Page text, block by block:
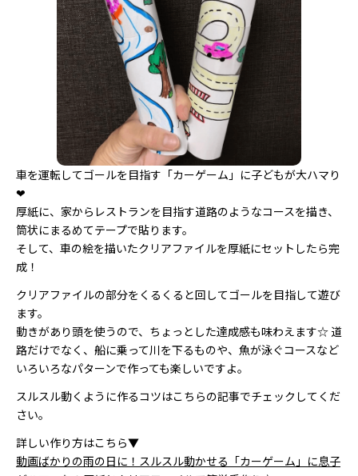
車を運転してゴールを目指す「カーゲーム」に子どもが大ハマり
❤︎
厚紙に、家からレストランを目指す道路のようなコースを描き、
筒状にまるめてテープで貼ります。
そして、車の絵を描いたクリアファイルを厚紙にセットしたら完
成！
クリアファイルの部分をくるくると回してゴールを目指して遊び
ます。
動きがあり頭を使うので、ちょっとした達成感も味わえます☆ 道
路だけでなく、船に乗って川を下るものや、魚が泳ぐコースなど
いろいろなパターンで作っても楽しいですよ。
スルスル動くように作るコツはこちらの記事でチェックしてくだ
さい。
詳しい作り方はこちら▼
動画ばかりの雨の日に！スルスル動かせる「カーゲーム」に息子